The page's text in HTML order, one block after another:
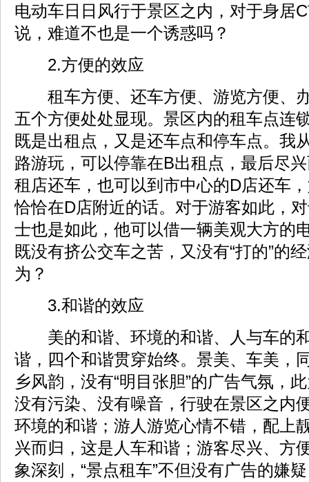
电动车日日风行于景区之内，对于身居
说，难道不也是一个诱惑吗？
2.方便的效应
租车方便、还车方便、游览方便、
五个方便处处显现。景区内的租车点连
既是出租点，又是还车点和停车点。我
路游玩，可以停靠在B出租点，最后尽
租店还车，也可以到市中心的D店还车
恰恰在D店附近的话。对于游客如此，
士也是如此，他可以借一辆美观大方的
既没有挤公交车之苦，又没有“打的”的
为？
3.和谐的效应
美的和谐、环境的和谐、人与车的
谐，四个和谐贯穿始终。景美、车美，
乡风韵，没有“明目张胆”的广告气氛，
没有污染、没有噪音，行驶在景区之内
环境的和谐；游人游览心情不错，配上
兴而归，这是人车和谐；游客尽兴、方
象深刻，“景点租车”不但没有广告的嫌